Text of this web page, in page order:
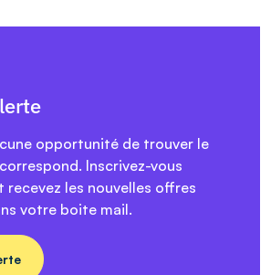
opportunité de trouver le
Inscrivez-vous
les nouvelles offres
votre boite mail.